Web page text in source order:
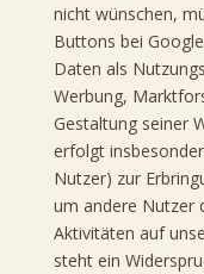
nicht wünschen,
Buttons bei
Daten als
Werbung,
Gestaltung seiner
erfolgt
Nutzer) zur
um andere Nutzer
Aktivitäten auf
steht ein